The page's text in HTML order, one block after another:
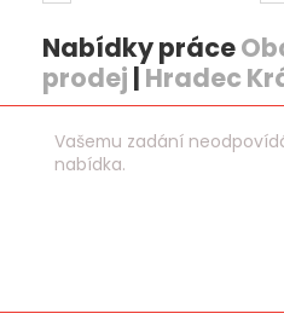
Nabídky práce
prodej | Hradec
Vašemu zadání
nabídka.